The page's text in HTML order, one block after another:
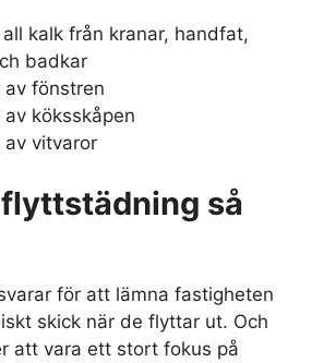
kalk från kranar, handfat,
badkar
av fönstren
av köksskåpen
av vitvaror
så
för att lämna fastigheten
skick när de flyttar ut. Och
att vara ett stort fokus på